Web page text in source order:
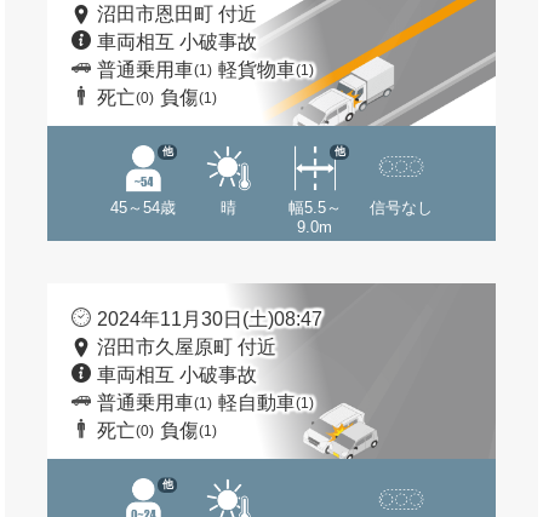
沼田市恩田町 付近
車両相互 小破事故
普通乗用車(1) 軽貨物車(1)
死亡(0) 負傷(1)
45～54歳
他
晴
幅5.5～
9.0m
他
信号なし
2024年11月30日(土)08:47
沼田市久屋原町 付近
車両相互 小破事故
普通乗用車(1) 軽自動車(1)
死亡(0) 負傷(1)
他